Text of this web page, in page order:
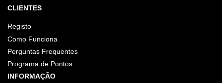
CLIENTES
Registo
Como Funciona
Perguntas Frequentes
Programa de Pontos
INFORMAÇÃO